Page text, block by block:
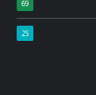
69
25